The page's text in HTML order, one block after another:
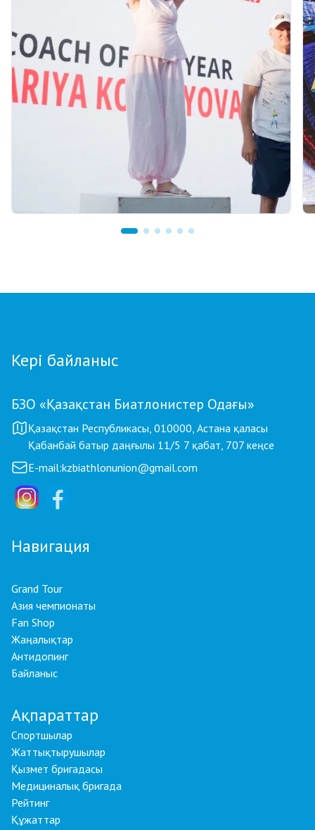
Кері байланыс
БЗО «Қазақстан Биатлонистер Одағы»
Қазақстан Республикасы, 010000, Астана қаласы
Қабанбай батыр даңғылы 11/5 7 қабат, 707 кеңсе
E-mail:kzbiathlonunion@gmail.com
Навигация
Grand Tour
Азия чемпионаты
Fan Shop
Жаңалықтар
Антидопинг
Байланыс
Ақпараттар
Спортшылар
Жаттықтырушылар
Қызмет бригадасы
Медициналық бригада
Рейтинг
Құжаттар